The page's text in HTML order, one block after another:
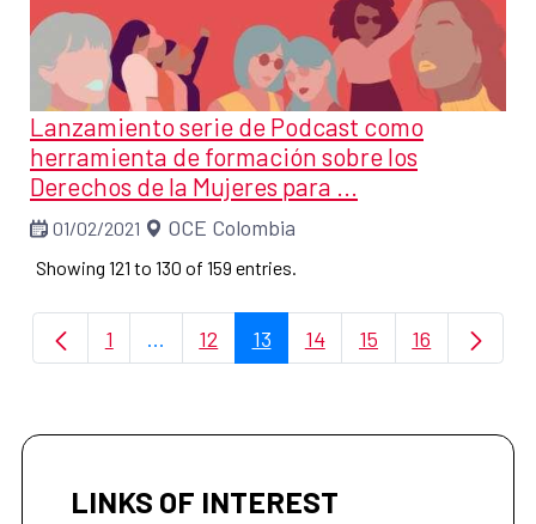
Lanzamiento serie de Podcast como
herramienta de formación sobre los
Derechos de la Mujeres para ...
01/02/2021 OCE Colombia
Showing 121 to 130 of 159 entries.
Page
1 ...Intermediate Pages Use TAB to navigate.
Page
12 Page
13 Page
14 Page
15 Page
16
LINKS OF INTEREST